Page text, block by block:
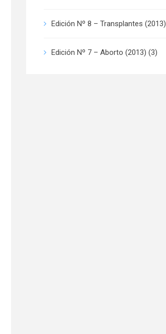
Edición Nº 8 – Transplantes (2013)
Edición Nº 7 – Aborto (2013) (3)